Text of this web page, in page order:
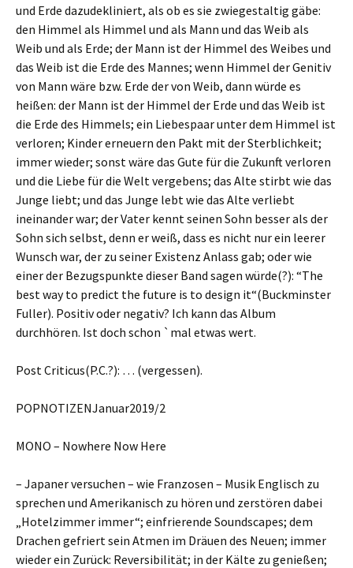
und Erde dazudekliniert, als ob es sie zwiegestaltig gäbe:
den Himmel als Himmel und als Mann und das Weib als
Weib und als Erde; der Mann ist der Himmel des Weibes und
das Weib ist die Erde des Mannes; wenn Himmel der Genitiv
von Mann wäre bzw. Erde der von Weib, dann würde es
heißen: der Mann ist der Himmel der Erde und das Weib ist
die Erde des Himmels; ein Liebespaar unter dem Himmel ist
verloren; Kinder erneuern den Pakt mit der Sterblichkeit;
immer wieder; sonst wäre das Gute für die Zukunft verloren
und die Liebe für die Welt vergebens; das Alte stirbt wie das
Junge liebt; und das Junge lebt wie das Alte verliebt
ineinander war; der Vater kennt seinen Sohn besser als der
Sohn sich selbst, denn er weiß, dass es nicht nur ein leerer
Wunsch war, der zu seiner Existenz Anlass gab; oder wie
einer der Bezugspunkte dieser Band sagen würde(?): “The
best way to predict the future is to design it“(Buckminster
Fuller). Positiv oder negativ? Ich kann das Album
durchhören. Ist doch schon `mal etwas wert.
Post Criticus(P.C.?): … (vergessen).
POPNOTIZENJanuar2019/2
MONO – Nowhere Now Here
– Japaner versuchen – wie Franzosen – Musik Englisch zu
sprechen und Amerikanisch zu hören und zerstören dabei
„Hotelzimmer immer“; einfrierende Soundscapes; dem
Drachen gefriert sein Atmen im Dräuen des Neuen; immer
wieder ein Zurück: Reversibilität; in der Kälte zu genießen;